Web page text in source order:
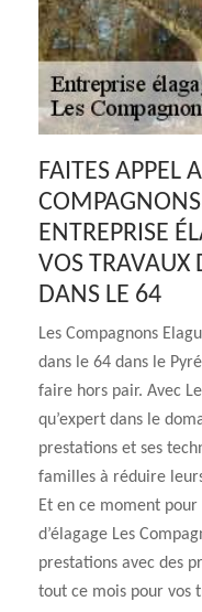
FAITES APPEL
ENTREPRISE
VOS TRAVAUX
DANS LE 64
Les Compagnons
dans le 64 dans le
faire hors pair. Avec
qu’expert dans le
prestations et ses
familles à réduire
Et en ce moment
d’élagage Les
prestations avec des
tout ce mois pour vos